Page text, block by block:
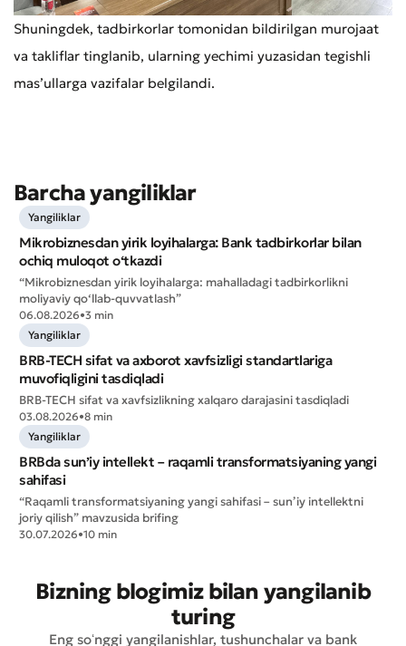
Xizmat sifatini baholang
Yuborish
* Barcha maydonlar to'ldirilishi shart
Shuningdek, tadbirkorlar tomonidan bildirilgan murojaat
va takliflar tinglanib, ularning yechimi yuzasidan tegishli
masʼullarga vazifalar belgilandi.
Barcha yangiliklar
Yangiliklar
Mikrobiznesdan yirik loyihalarga: Bank tadbirkorlar bilan
ochiq muloqot o‘tkazdi
“Mikrobiznesdan yirik loyihalarga: mahalladagi tadbirkorlikni
moliyaviy qo‘llab-quvvatlash”
06.08.2026•3 min
Yangiliklar
BRB-TECH sifat va axborot xavfsizligi standartlariga
muvofiqligini tasdiqladi
BRB-TECH sifat va xavfsizlikning xalqaro darajasini tasdiqladi
03.08.2026•8 min
Yangiliklar
BRBda sun’iy intellekt – raqamli transformatsiyaning yangi
sahifasi
“Raqamli transformatsiyaning yangi sahifasi – sun’iy intellektni
joriy qilish” mavzusida brifing
30.07.2026•10 min
Bizning blogimiz bilan yangilanib
turing
Eng soʻnggi yangilanishlar, tushunchalar va bank